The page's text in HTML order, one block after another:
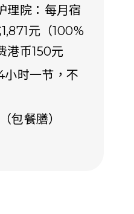
理院：每月宿
元（100%
港币150元
时一节，不
包餐膳）